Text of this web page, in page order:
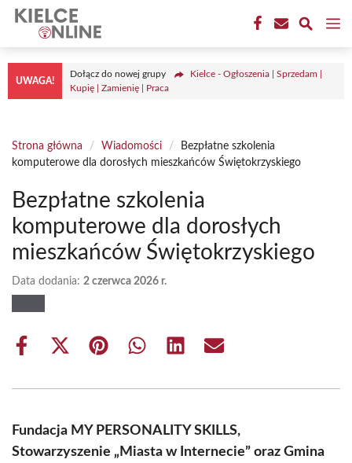
Przejdź
treści
UWAGA!
Dołącz do nowej grupy
Kielce - Ogłoszenia | Sprzedam |
Kupię | Zamienię | Praca
Strona główna / Wiadomości /
Bezpłatne szkolenia
komputerowe dla dorosłych mieszkańców Świętokrzyskiego
Bezpłatne szkolenia
komputerowe dla dorosłych
mieszkańców Świętokrzyskiego
Data dodania: 2 czerwca 2026 r.
Share
Share
(Twitter)
Share Share Share Share
Fundacja MY PERSONALITY SKILLS,
Stowarzyszenie „Miasta w Internecie” oraz Gmina